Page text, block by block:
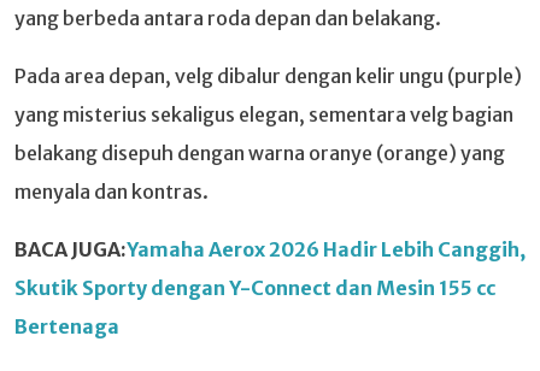
yang berbeda antara roda depan dan belakang.
Pada area depan, velg dibalur dengan kelir ungu (purple)
yang misterius sekaligus elegan, sementara velg bagian
belakang disepuh dengan warna oranye (orange) yang
menyala dan kontras.
BACA JUGA:Yamaha Aerox 2026 Hadir Lebih Canggih,
Skutik Sporty dengan Y-Connect dan Mesin 155 cc
Bertenaga